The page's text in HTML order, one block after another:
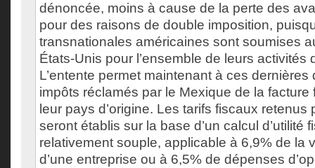
dénoncée, moins à cause de la perte des
pour des raisons de double imposition,
transnationales américaines sont soumises
États-Unis pour l’ensemble de leurs activités
L’entente permet maintenant à ces dernières
impôts réclamés par le Mexique de la
leur pays d’origine. Les tarifs fiscaux retenus
seront établis sur la base d’un calcul d’utilité
relativement souple, applicable à 6,9% de la
d’une entreprise ou à 6,5% de dépenses